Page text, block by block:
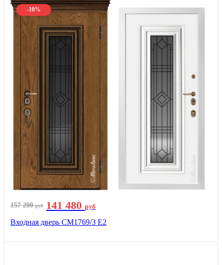
-10%
157 200руб 141 480 руб
Входная дверь СМ1769/3 Е2